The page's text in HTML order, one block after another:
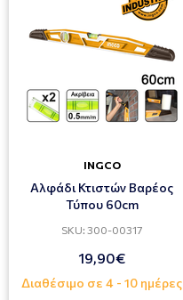
INGCO
Αλφάδι Κτιστών Βαρέος
Τύπου 60cm
SKU: 300-00317
19,90€
Διαθέσιμο σε 4 - 10 ημέρες